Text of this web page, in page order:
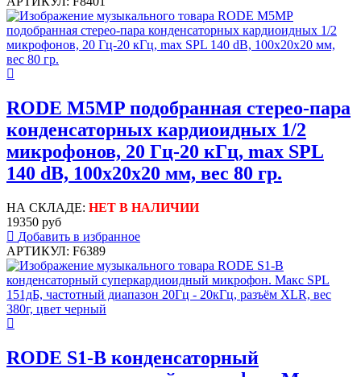
RODE M5MP подобранная стерео-пара
конденсаторных кардиоидных 1/2
микрофонов, 20 Гц-20 кГц, max SPL
140 dB, 100х20х20 мм, вес 80 гр.
НА СКЛАДЕ: НЕТ В НАЛИЧИИ
19350 руб
Добавить в избранное
АРТИКУЛ: F6389
RODE S1-B конденсаторный